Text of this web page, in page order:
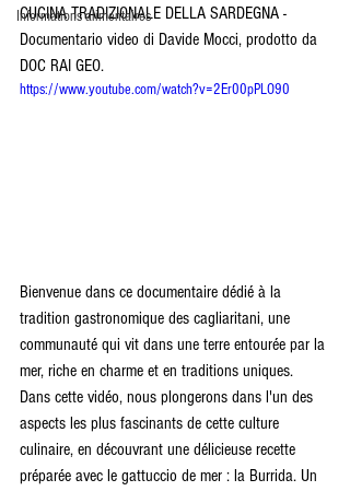
Informations alimentaires
CUCINA TRADIZIONALE DELLA SARDEGNA -
Documentario video di Davide Mocci, prodotto da
DOC RAI GEO.
https://www.youtube.com/watch?v=2Er00pPLO90
Bienvenue dans ce documentaire dédié à la
tradition gastronomique des cagliaritani, une
communauté qui vit dans une terre entourée par la
mer, riche en charme et en traditions uniques.
Dans cette vidéo, nous plongerons dans l'un des
aspects les plus fascinants de cette culture
culinaire, en découvrant une délicieuse recette
préparée avec le gattuccio de mer : la Burrida. Un